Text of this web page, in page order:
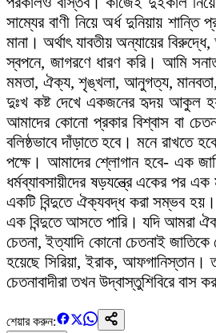
সাম্যের বাণী নিয়ে অর্ধ দুনিয়ায়
মানা। অর্থাৎ যাবতীয় অন্যায়ের
স্বপনে, জাগরণে ধারণ করি। আমি
মমতা, ঐক্য, শৃঙ্খলা, আনুগত্য, মানবতা,
দুঃখ কষ্ট দেখে একজনের হৃদয় আকুল
আমাদের কোনো প্রকার বিশ্বাস বা
বলিষ্ঠভাবে দাঁড়াতে হবে। মনে রাখতে
পক্ষে। আমাদের শ্লোগান হবে- এক
ধর্মব্যাবসায়ীদের ষড়যন্ত্রে একের পর
একটি বিন্দুতে ঐক্যবদ্ধ করা সম্ভব
এক বিন্দুতে আসতে পারি। যদি আমরা
চেতনা, ইত্যাদি কোনো চেতনাই জাতিকে
হয়েছে সিরিয়া, ইরাক, আফগানিস্তান।
চেতনাবাদীরা তখন উদ্বাস্তুশিবিরে
শেয়ার করুন: